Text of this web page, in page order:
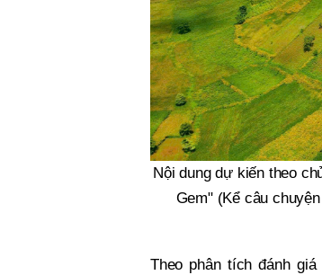
Nội dung dự kiến theo
Gem" (Kể câu
Theo phân tích đánh